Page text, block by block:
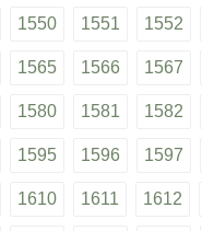
1550 1551 1552
1565 1566 1567
1580 1581 1582
1595 1596 1597
1610 1611 1612